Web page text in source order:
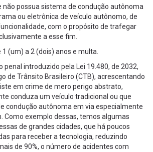
não possua sistema de condução autônoma
ou eletrônica de veículo autônomo, de
com o propósito de trafegar
a esse fim.
(um) a 2 (dois) anos e multa.
penal introduzido pela Lei 19.480, de 2032,
de Trânsito Brasileiro (CTB), acrescentando
em crime de mero perigo abstrato,
conduza um veículo tradicional ou que
condução autônoma em via especialmente
Como exemplo dessas, temos algumas
de grandes cidades, que há poucos
para receber a tecnologia, reduzindo
de 90%, o número de acidentes com